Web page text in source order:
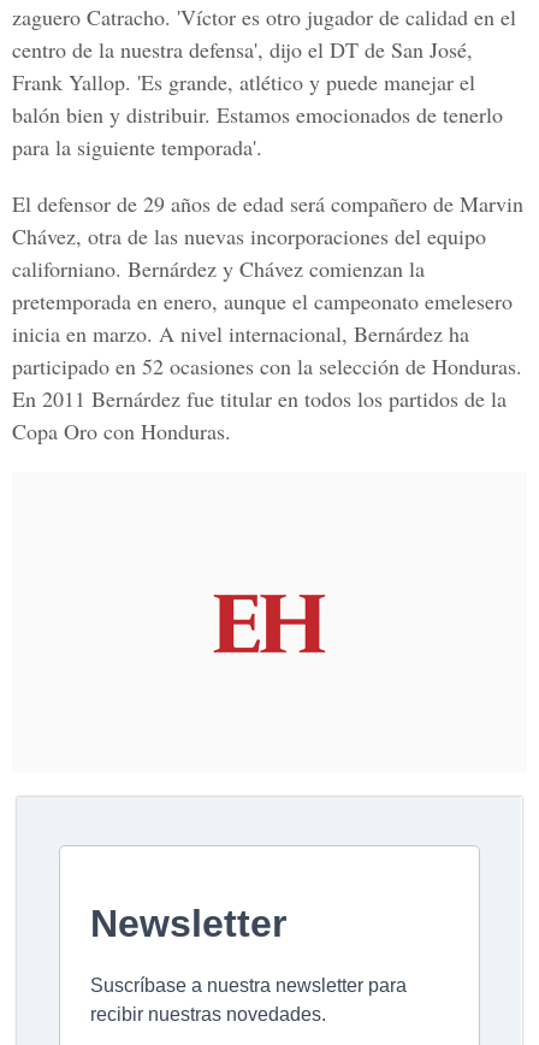
zaguero Catracho. 'Víctor es otro jugador de calidad en el
centro de la nuestra defensa', dijo el DT de San José,
Frank Yallop. 'Es grande, atlético y puede manejar el
balón bien y distribuir. Estamos emocionados de tenerlo
para la siguiente temporada'.
El defensor de 29 años de edad será compañero de Marvin
Chávez, otra de las nuevas incorporaciones del equipo
californiano. Bernárdez y Chávez comienzan la
pretemporada en enero, aunque el campeonato emelesero
inicia en marzo. A nivel internacional, Bernárdez ha
participado en 52 ocasiones con la selección de Honduras.
En 2011 Bernárdez fue titular en todos los partidos de la
Copa Oro con Honduras.